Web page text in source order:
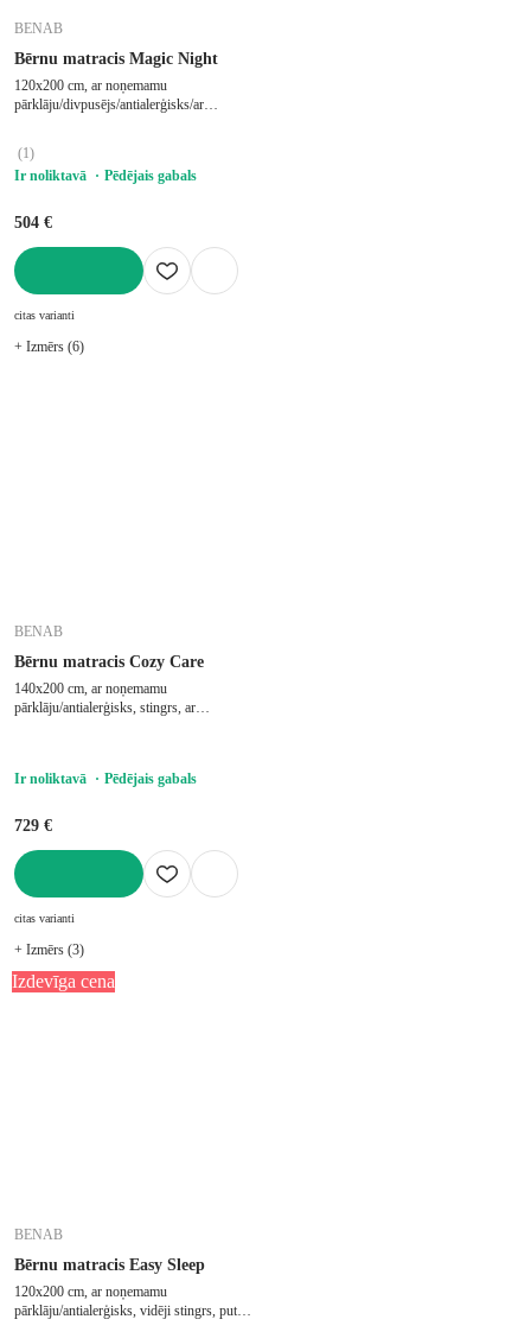
BENAB
Bērnu matracis Magic Night
120x200 cm, ar noņemamu
pārklāju/divpusējs/antialerģisks/ar
cm, slodze 90 kg
(1)
Ir noliktavā
Pēdējais gabals
504 €
citas varianti
+ Izmērs (6)
BENAB
Bērnu matracis Cozy Care
140x200 cm, ar noņemamu
pārklāju/antialerģisks, stingrs, ar
Ir noliktavā
Pēdējais gabals
729 €
citas varianti
+ Izmērs (3)
Izdevīga cena
BENAB
Bērnu matracis Easy Sleep
120x200 cm, ar noņemamu
pārklāju/antialerģisks, vidēji stingrs, putu,